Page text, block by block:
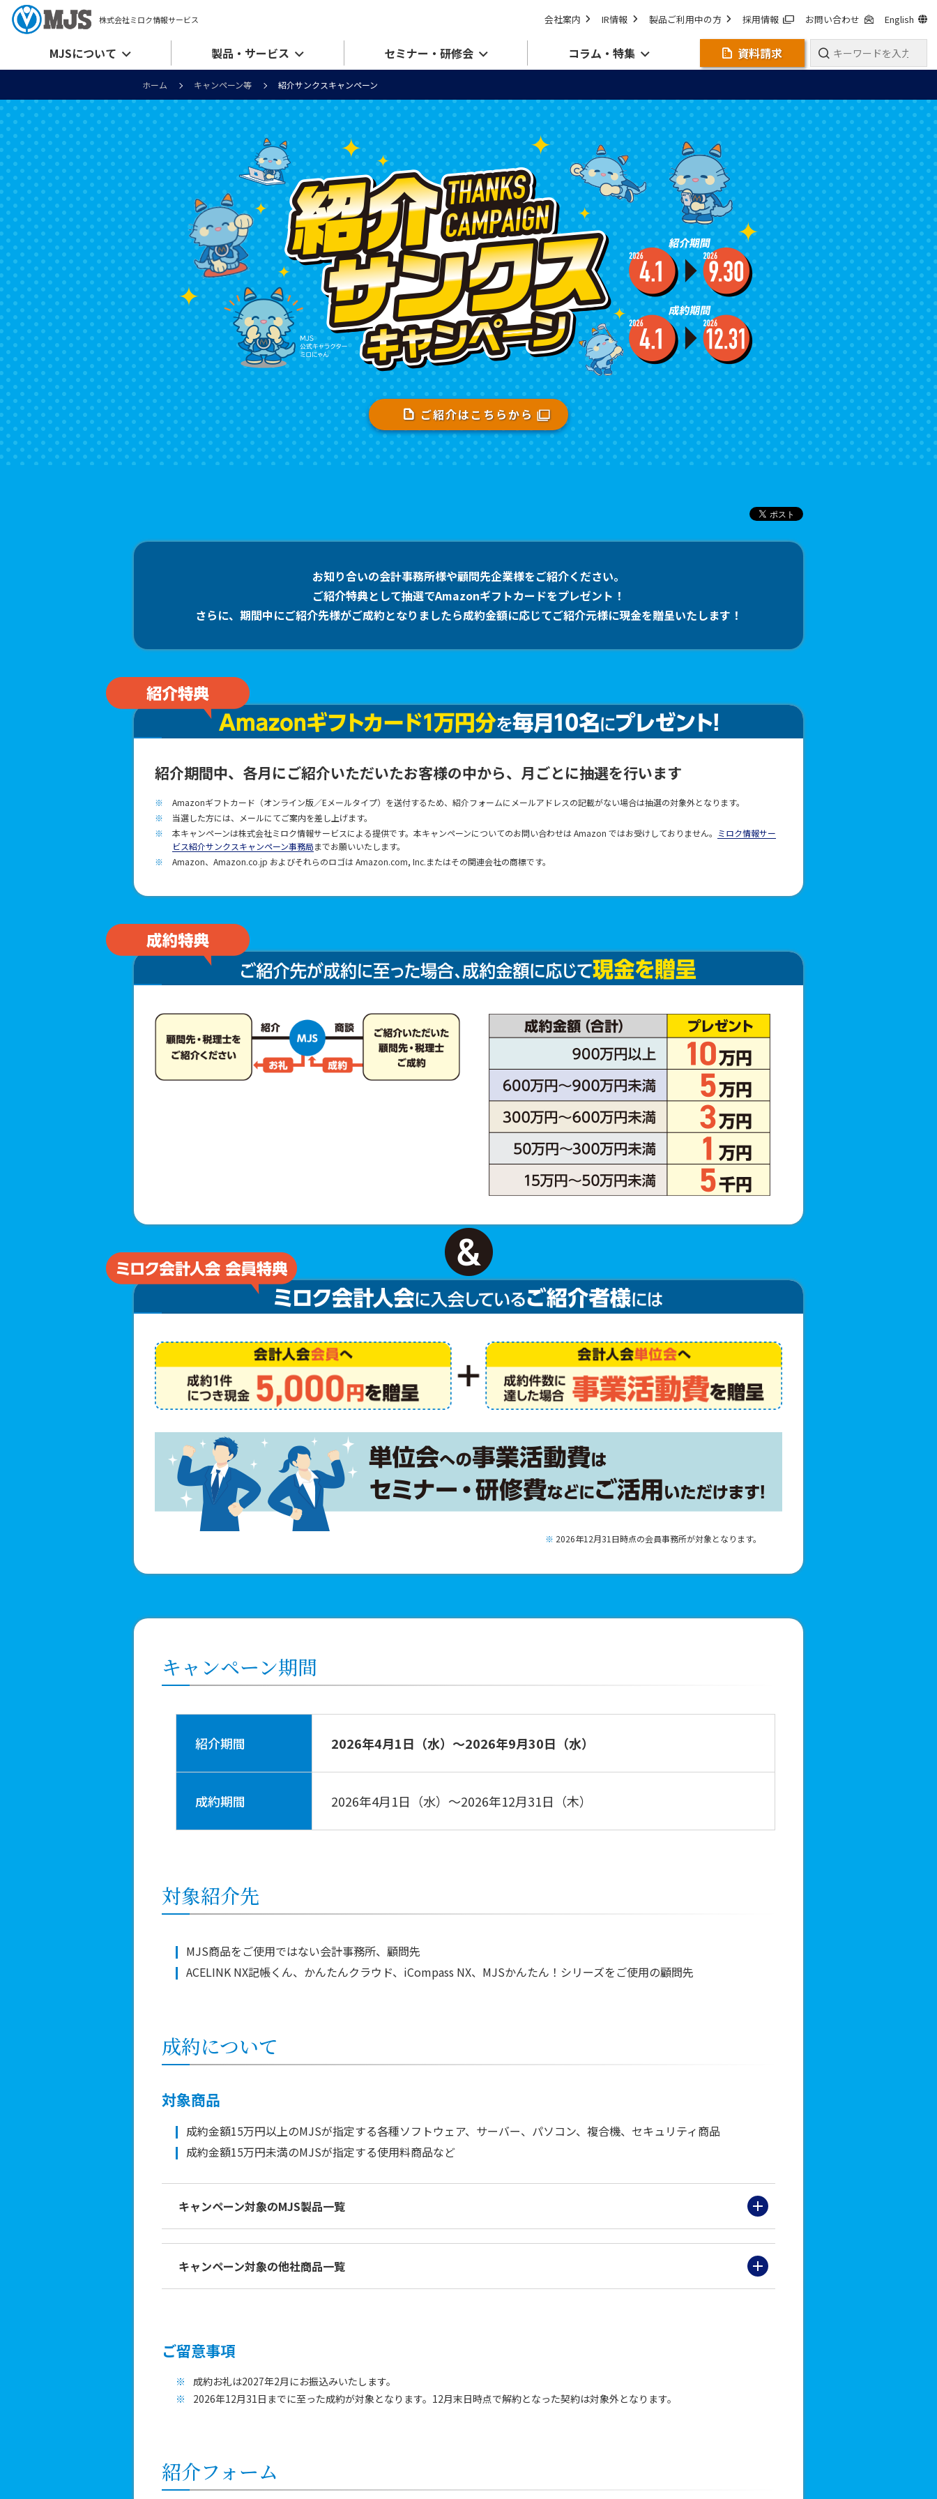
株式会社ミロク情報サービス 会社案内 IR情報 製品ご利用中の方 採用情報 お問い合わせ English
MJSについて 製品・サービス セミナー・研修会 コラム・特集 資料請求
ホーム キャンペーン等 紹介サンクスキャンペーン
ご紹介はこちらから
お知り合いの会計事務所様や顧問先企業様をご紹介ください。
ご紹介特典として抽選でAmazonギフトカードをプレゼント！
さらに、期間中にご紹介先様がご成約となりましたら成約金額に応じてご紹介元様に現金を贈呈いたします！
紹介期間中、各月にご紹介いただいたお客様の中から、月ごとに抽選を行います
Amazonギフトカード（オンライン版／Eメールタイプ）を送付するため、紹介フォームにメールアドレスの記載がない場合は抽選の対象外となります。
当選した方には、メールにてご案内を差し上げます。
本キャンペーンは株式会社ミロク情報サービスによる提供です。本キャンペーンについてのお問い合わせは Amazon ではお受けしておりません。 ミロク情報サー
ビス紹介サンクスキャンペーン事務局までお願いいたします。
Amazon、Amazon.co.jp およびそれらのロゴは Amazon.com, Inc.またはその関連会社の商標です。
※ 2026年12月31日時点の会員事務所が対象となります。
キャンペーン期間
紹介期間 2026年4月1日（水）～2026年9月30日（水）
成約期間 2026年4月1日（水）～2026年12月31日（木）
対象紹介先
MJS商品をご使用ではない会計事務所、顧問先
ACELINK NX記帳くん、かんたんクラウド、iCompass NX、MJSかんたん！シリーズをご使用の顧問先
成約について
対象商品
成約金額15万円以上のMJSが指定する各種ソフトウェア、サーバー、パソコン、複合機、セキュリティ商品
成約金額15万円未満のMJSが指定する使用料商品など
キャンペーン対象のMJS製品一覧
キャンペーン対象の他社商品一覧
ご留意事項
成約お礼は2027年2月にお振込みいたします。
2026年12月31日までに至った成約が対象となります。12月末日時点で解約となった契約は対象外となります。
紹介フォーム